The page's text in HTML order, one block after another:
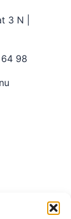
3 N |
98